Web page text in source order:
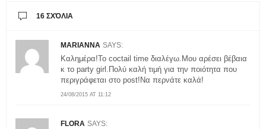
16 ΣΧΌΛΙΑ
MARIANNA SAYS:
24/08/2015 AT 11:12
Καλημέρα!Το coctail time διαλέγω.Μου αρέσει βέβαια
κ το party girl.Πολύ καλή τιμή για την ποιότητα που
περιγράφεται στο post!Να περνάτε καλά!
FLORA SAYS: